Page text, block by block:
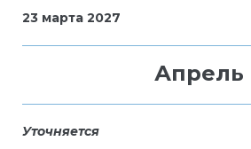
23 марта 2027
Апрель
Уточняется